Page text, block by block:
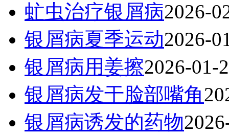
虻虫治疗银屑病2026-
银屑病夏季运动2026-
银屑病用姜擦2026-01-
银屑病发于脸部嘴角
银屑病诱发的药物